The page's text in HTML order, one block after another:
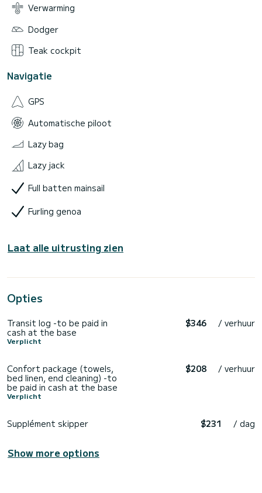
Verwarming
Dodger
Teak cockpit
Navigatie
GPS
Automatische piloot
Lazy bag
Lazy jack
Full batten mainsail
Furling genoa
Laat alle uitrusting zien
Opties
Transit log -to be paid in
cash at the base
Verplicht
$346 / verhuur
Confort package (towels,
bed linen, end cleaning) -to
be paid in cash at the base
Verplicht
$208 / verhuur
Supplément skipper $231 / dag
Show more options